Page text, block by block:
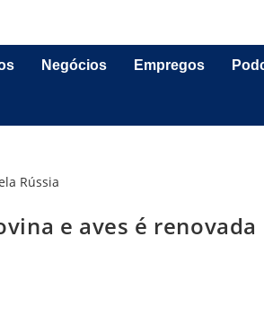
Negócios Empregos
e aves é renovada